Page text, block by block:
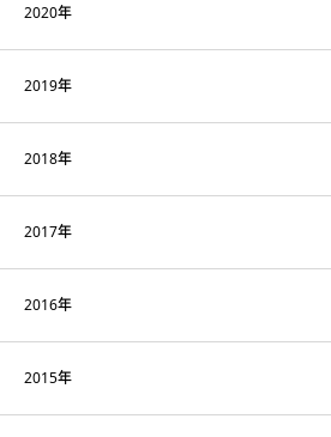
2020年
2019年
2018年
2017年
2016年
2015年